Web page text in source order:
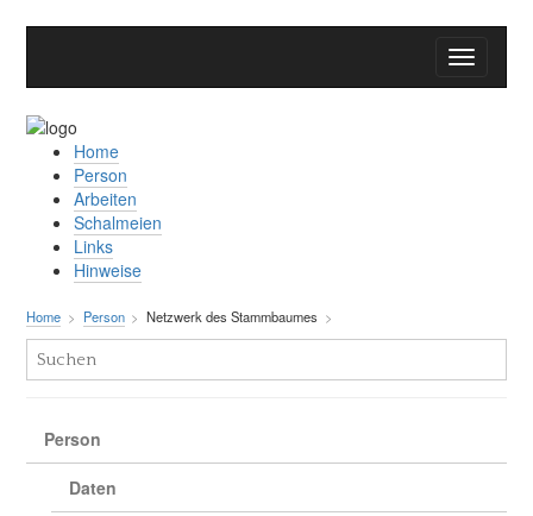
Home
Person
Arbeiten
Schalmeien
Links
Hinweise
Home Person Netzwerk des Stammbaumes
Person
Daten